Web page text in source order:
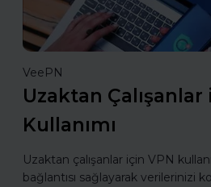
VeePN
Uzaktan Çalışanlar
Kullanımı
Uzaktan çalışanlar için VPN
bağlantısı sağlayarak verilerinizi